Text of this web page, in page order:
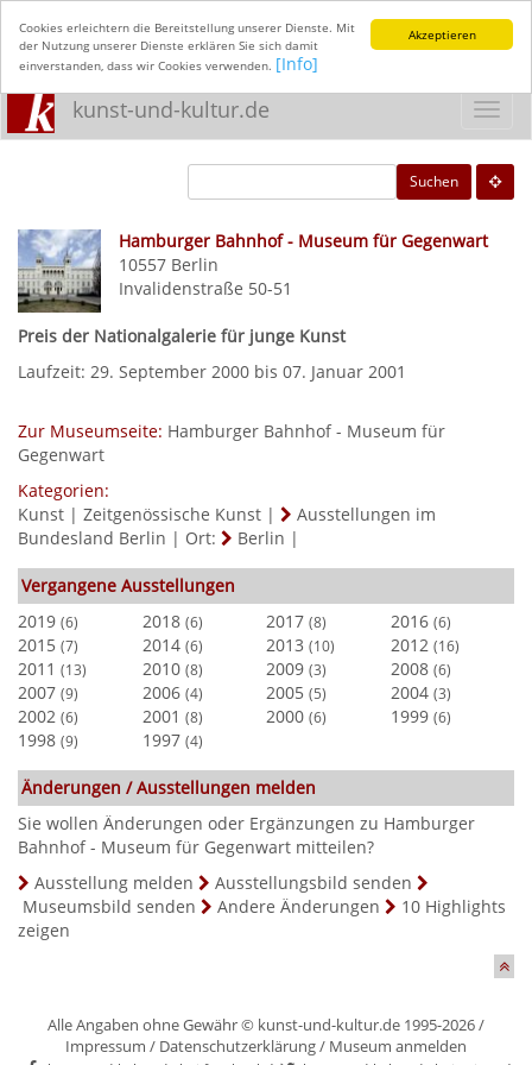
Akzeptieren
Cookies erleichtern die Bereitstellung unserer Dienste. Mit
der Nutzung unserer Dienste erklären Sie sich damit
einverstanden, dass wir Cookies verwenden. [Info]
kunst-und-kultur.de
Suchen
Hamburger Bahnhof - Museum für Gegenwart
10557 Berlin
Invalidenstraße 50-51
Preis der Nationalgalerie für junge Kunst
Laufzeit: 29. September 2000 bis 07. Januar 2001
Zur Museumseite: Hamburger Bahnhof - Museum für
Gegenwart
Kategorien:
Kunst | Zeitgenössische Kunst |
Ausstellungen im
Bundesland Berlin | Ort: Berlin |
Vergangene Ausstellungen
2019 (6) 2018 (6) 2017 (8) 2016 (6)
2015 (7) 2014 (6) 2013 (10) 2012 (16)
2011 (13) 2010 (8) 2009 (3) 2008 (6)
2007 (9) 2006 (4) 2005 (5) 2004 (3)
2002 (6) 2001 (8) 2000 (6) 1999 (6)
1998 (9) 1997 (4)
Änderungen / Ausstellungen melden
Sie wollen Änderungen oder Ergänzungen zu Hamburger
Bahnhof - Museum für Gegenwart mitteilen?
Ausstellung melden
Ausstellungsbild senden
Museumsbild senden
Andere Änderungen
10 Highlights
zeigen
Alle Angaben ohne Gewähr © kunst-und-kultur.de 1995-2026 /
Impressum / Datenschutzerklärung/ Museum anmelden